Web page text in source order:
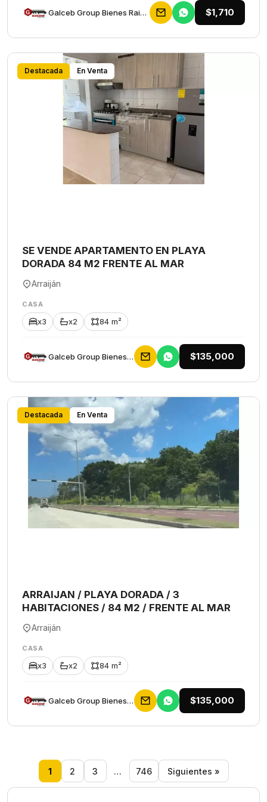
Galceb Group Bienes Raices $1,710
Destacada En Venta
SE VENDE APARTAMENTO EN PLAYA
DORADA 84 M2 FRENTE AL MAR
Arraiján
CASA
x3 x2 84 m²
Galceb Group Bienes Raices $135,000
Destacada En Venta
ARRAIJAN / PLAYA DORADA / 3
HABITACIONES / 84 M2 / FRENTE AL MAR
Arraiján
CASA
x3 x2 84 m²
Galceb Group Bienes Raices $135,000
1 2 3 … 746 Siguientes »